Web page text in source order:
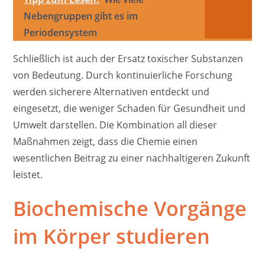
Nebengruppen gibt es im
Periodensystem
Schließlich ist auch der Ersatz toxischer Substanzen
von Bedeutung. Durch kontinuierliche Forschung
werden sicherere Alternativen entdeckt und
eingesetzt, die weniger Schaden für Gesundheit und
Umwelt darstellen. Die Kombination all dieser
Maßnahmen zeigt, dass die Chemie einen
wesentlichen Beitrag zu einer nachhaltigeren Zukunft
leistet.
Biochemische Vorgänge
im Körper studieren